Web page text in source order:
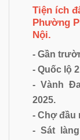
Tiện ích
Phường
Nội.
- Gần
- Quốc lộ
- Vành
2025.
- Chợ đầu
- Sát